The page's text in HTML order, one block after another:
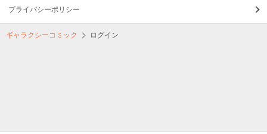
プライバシーポリシー
ギャラクシーコミック ログイン